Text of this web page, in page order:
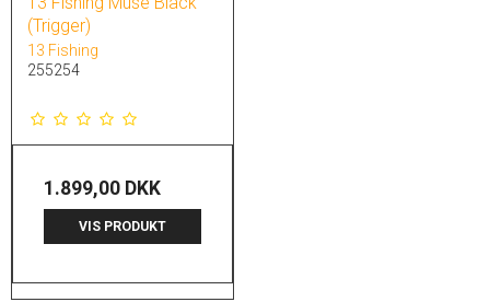
(Trigger)
13 Fishing
255254
1.899,00 DKK
VIS PRODUKT